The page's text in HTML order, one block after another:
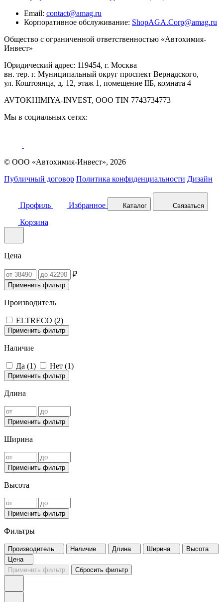
Email: contact@amag.ru
Корпоративное обслуживание: ShopAGA.Corp@amag.ru
Общество с ограниченной ответственностью «Автохимия-
Инвест»
Юридический адрес: 119454, г. Москва
вн. тер. г. Муниципальный округ проспект Вернадского,
ул. Коштоянца, д. 12, этаж 1, помещение IIБ, комната 4
AVTOKHIMIYA-INVEST, OOO TIN 7743734773
Мы в социальных сетях:
© ООО «Автохимия-Инвест», 2026
Публичный договор Политика конфиденциальности Дизайн
Профиль Избранное Каталог Связаться
Корзина
Цена
₽
Применить фильтр
Производитель
ELTRECO (2)
Применить фильтр
Наличие
Да (1) Нет (1)
Применить фильтр
Длина
Применить фильтр
Ширина
Применить фильтр
Высота
Применить фильтр
Фильтры
Производитель Наличие Длина Ширина
Высота
Цена
Применить фильтр
Сбросить фильтр